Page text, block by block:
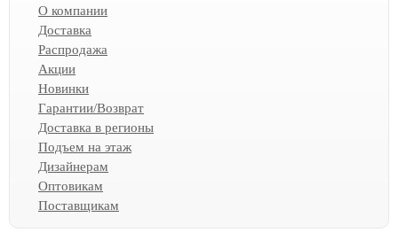
О компании
Доставка
Распродажа
Акции
Новинки
Гарантии/Возврат
Доставка в регионы
Подъем на этаж
Дизайнерам
Оптовикам
Поставщикам